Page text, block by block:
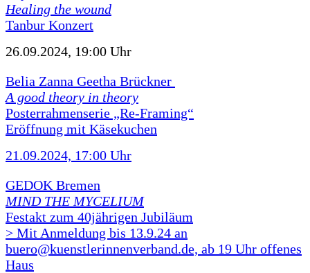
Healing the wound
Tanbur Konzert
26.09.2024, 19:00 Uhr
Belia Zanna Geetha Brückner
A good theory in theory
Posterrahmenserie „Re-Framing“
Eröffnung mit Käsekuchen
21.09.2024, 17:00 Uhr
GEDOK Bremen
MIND THE MYCELIUM
Festakt zum 40jährigen Jubiläum
> Mit Anmeldung bis 13.9.24 an
buero@kuenstlerinnenverband.de, ab 19 Uhr offenes
Haus